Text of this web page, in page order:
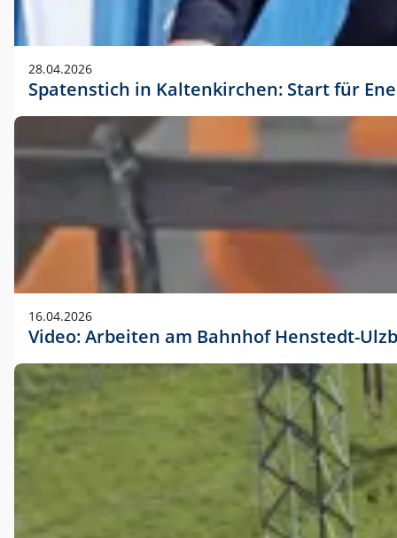
28.04.2026
Spatenstich in Kaltenkirchen: Start für
16.04.2026
Video: Arbeiten am Bahnhof Henstedt-